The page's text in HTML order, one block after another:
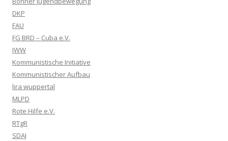
DKP
FAU
FG BRD – Cuba e.V.
IWW
Kommunistische Initiative
Kommunistischer Aufbau
lira wuppertal
MLPD
Rote Hilfe e.V.
RTgR
SDAJ